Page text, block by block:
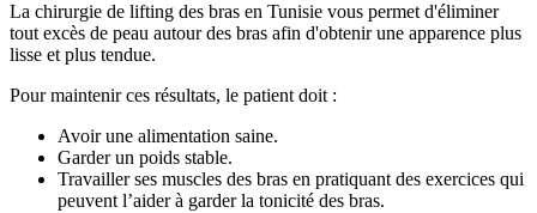
La chirurgie de lifting des bras en Tunisie vous permet d'éliminer
tout excès de peau autour des bras afin d'obtenir une apparence plus
lisse et plus tendue.
Pour maintenir ces résultats, le patient doit :
Avoir une alimentation saine.
Garder un poids stable.
Travailler ses muscles des bras en pratiquant des exercices qui
peuvent l’aider à garder la tonicité des bras.